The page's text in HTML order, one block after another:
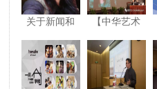
关于新闻和 【中华艺术